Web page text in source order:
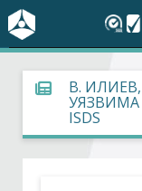
За БСК
На фокус
В.
УЯЗВИМА
ISDS